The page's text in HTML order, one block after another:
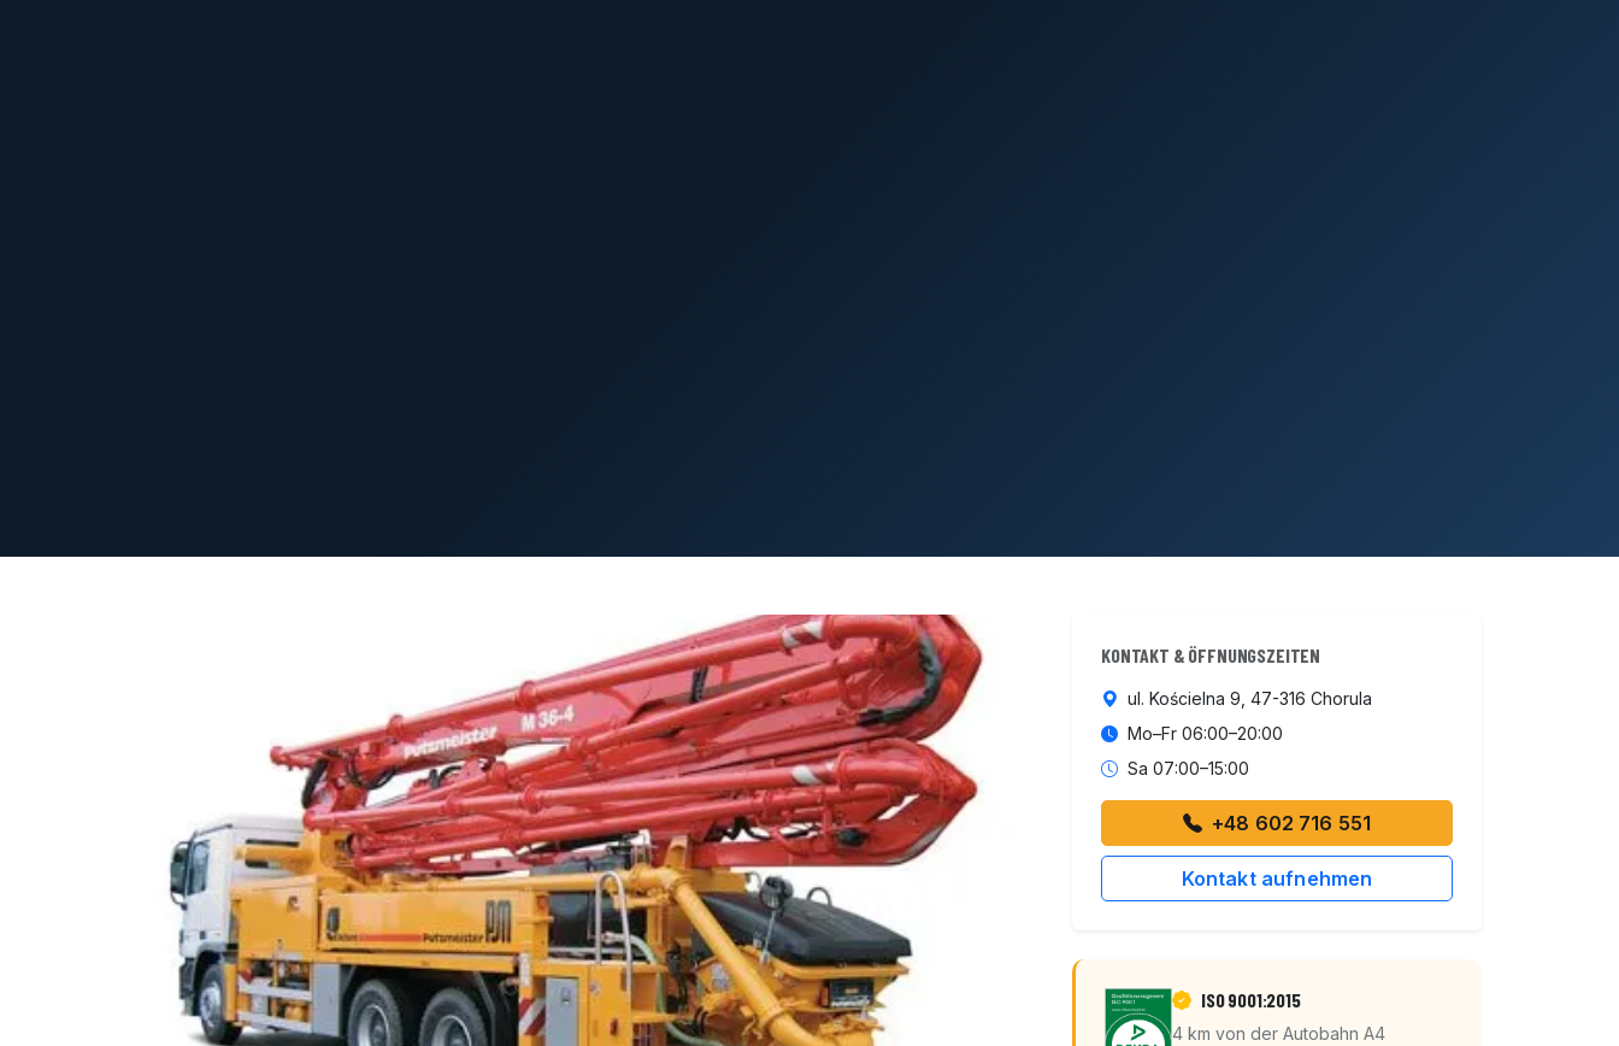
KONTAKT & ÖFFNUNGSZEITEN
ul. Kościelna 9, 47-316 Chorula
Mo–Fr 06:00–20:00
Sa 07:00–15:00
+48 602 716 551
Kontakt aufnehmen
ISO 9001:2015
4 km von der Autobahn A4